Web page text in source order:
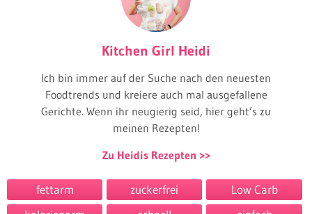
Kitchen Girl Heidi
Ich bin immer auf der Suche nach den neuesten
Foodtrends und kreiere auch mal ausgefallene
Gerichte. Wenn ihr neugierig seid, hier geht’s zu
meinen Rezepten!
Zu Heidis Rezepten
fettarm zuckerfrei
Low Carb